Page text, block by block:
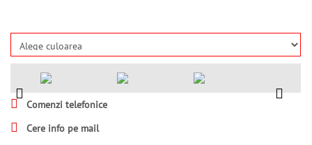
Comenzi telefonice
Cere info pe mail